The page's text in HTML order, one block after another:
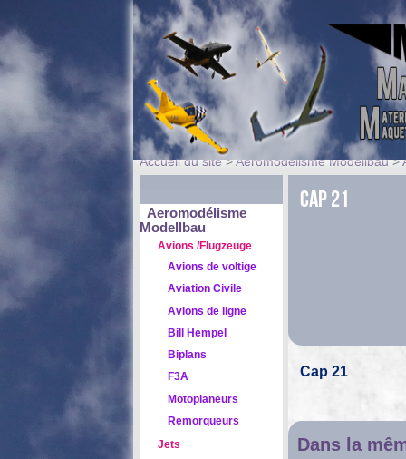
Accueil du site>Aeromodélisme Modellbau>
Aeromodélisme
Modellbau
Avions /Flugzeuge
Avions de voltige
Aviation Civile
Avions de ligne
Bill Hempel
Biplans
F3A
Motoplaneurs
Remorqueurs
Jets
Cap 21
Cap 21
Dans la